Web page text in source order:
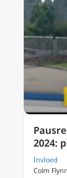
2024:
Invloed
Colm